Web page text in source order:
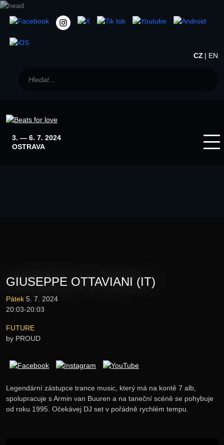
CZ EN
3. — 6. 7. 2024
OSTRAVA
GIUSEPPE OTTAVIANI (IT)
Pátek 5. 7. 2024
20:03-20:03
FUTURE
by PROUD
Legendární zástupce trance music, který má na kontě 7 alb,
spolupracuje s Armin van Buuren a na taneční scéně se pohybuje
od roku 1995. Očekávej DJ set v pořádně rychlém tempu.